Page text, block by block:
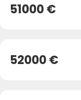
51000 €
52000 €